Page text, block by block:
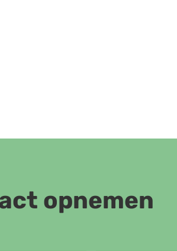
opnemen